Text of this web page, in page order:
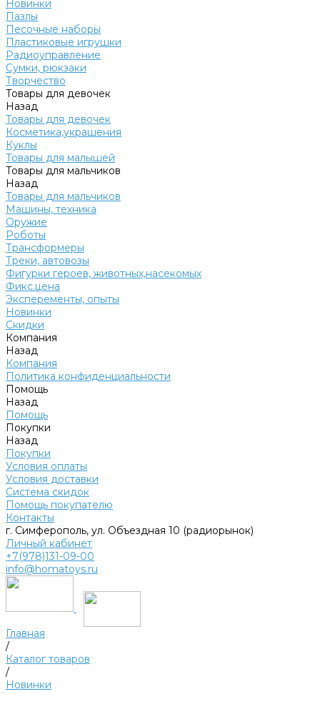
Новинки
Пазлы
Песочные наборы
Пластиковые игрушки
Радиоуправление
Сумки, рюкзаки
Творчество
Товары для девочек
Назад
Товары для девочек
Косметика,украшения
Куклы
Товары для малышей
Товары для мальчиков
Назад
Товары для мальчиков
Машины, техника
Оружие
Роботы
Трансформеры
Треки, автовозы
Фигурки героев, животных,насекомых
Фикс.цена
Эксперементы, опыты
Новинки
Скидки
Компания
Назад
Компания
Политика конфиденциальности
Помощь
Назад
Помощь
Покупки
Назад
Покупки
Условия оплаты
Условия доставки
Система скидок
Помощь покупателю
Контакты
г. Симферополь, ул. Объездная 10 (радиорынок)
Личный кабинет
+7(978)131-09-00
info@homatoys.ru
Главная
/
Каталог товаров
/
Новинки